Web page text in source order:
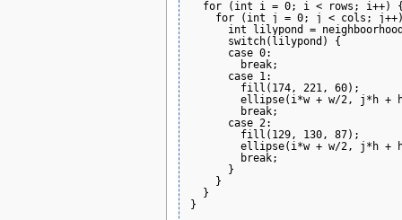
for (int i = 0; i < rows; i++)
for (int j = 0; j < cols;
int lilypond =
      switch(lilypond) {
      case 0:
        break;
      case 1:
        fill(174, 221, 60);
ellipse(i*w + w/2, j*h +
        break;
      case 2:
        fill(129, 130, 87);
ellipse(i*w + w/2, j*h +
        break;
      }
    }
  }
}